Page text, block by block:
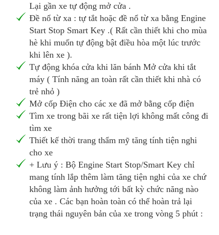
Lại gần xe tự động mở cửa .
Đề nổ từ xa : tự tắt hoặc đề nổ từ xa bằng Engine
Start Stop Smart Key .( Rất cần thiết khi cho mùa
hè khi muốn tự động bật điều hòa một lúc trước
khi lên xe ).
Tự động khóa cửa khi lăn bánh Mở cửa khi tắt
máy ( Tính năng an toàn rất cần thiết khi nhà có
trẻ nhỏ )
Mở cốp Điện cho các xe đã mở bằng cốp điện
Tìm xe trong bãi xe rất tiện lợi không mất công đi
tìm xe
Thiết kế thời trang thẩm mỹ tăng tính tiện nghi
cho xe
+ Lưu ý : Bộ Engine Start Stop/Smart Key chỉ
mang tính lắp thêm làm tăng tiện nghi của xe chứ
không làm ảnh hưởng tới bất kỳ chức năng nào
của xe . Các bạn hoàn toàn có thể hoàn trả lại
trạng thái nguyên bản của xe trong vòng 5 phút :